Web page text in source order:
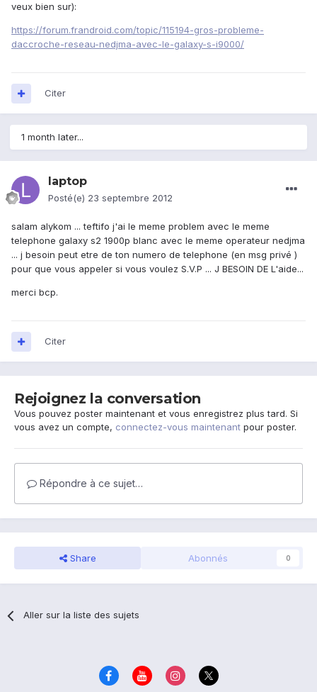
veux bien sur):
https://forum.frandroid.com/topic/115194-gros-probleme-
daccroche-reseau-nedjma-avec-le-galaxy-s-i9000/
Citer
1 month later...
laptop
Posté(e) 23 septembre 2012
salam alykom ... teftifo j'ai le meme problem avec le meme
telephone galaxy s2 1900p blanc avec le meme operateur nedjma
... j besoin peut etre de ton numero de telephone (en msg privé )
pour que vous appeler si vous voulez S.V.P ... J BESOIN DE L'aide...
merci bcp.
Citer
Rejoignez la conversation
Vous pouvez poster maintenant et vous enregistrez plus tard. Si
vous avez un compte, connectez-vous maintenant pour poster.
Répondre à ce sujet…
Share Abonnés 0
Aller sur la liste des sujets